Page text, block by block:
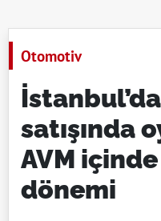
Otomotiv
satışında
AVM
dönemi